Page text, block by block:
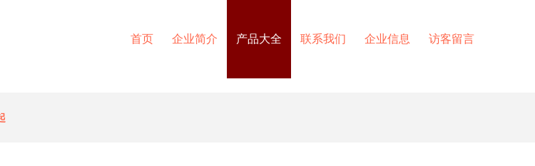
首页 企业简介 产品大全 联系我们 企业信息 访客留言